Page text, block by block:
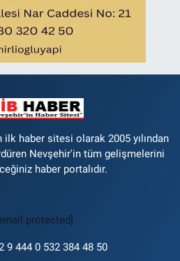
haber sitesi olarak 2005 yılından
Nevşehir'in tüm gelişmelerini
haber portalıdır.
protected]
9 444 0 532 384 48 50